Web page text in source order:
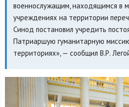
военнослужащим, находящимся в
учреждениях на территории
Синод постановил учредить
Патриаршую гуманитарную
территориях», — сообщил В.Р.